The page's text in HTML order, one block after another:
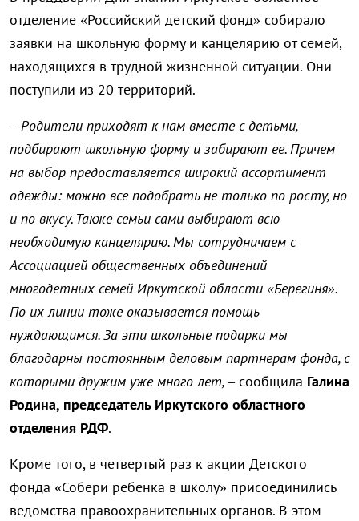
отделение «Российский детский фонд» собирало
заявки на школьную форму и канцелярию от семей,
находящихся в трудной жизненной ситуации. Они
поступили из 20 территорий.
–Родители приходят к нам вместе с детьми,
подбирают школьную форму и забирают ее. Причем
на выбор предоставляется широкий ассортимент
одежды: можно все подобрать не только по росту, но
и по вкусу. Также семьи сами выбирают всю
необходимую канцелярию. Мы сотрудничаем с
Ассоциацией общественных объединений
многодетных семей Иркутской области «Берегиня».
По их линии тоже оказывается помощь
нуждающимся. За эти школьные подарки мы
благодарны постоянным деловым партнерам фонда, с
которыми дружим уже много лет, –сообщила Галина
Родина, председатель Иркутского областного
отделения РДФ.
Кроме того, в четвертый раз к акции Детского
фонда «Собери ребенка в школу» присоединились
ведомства правоохранительных органов. В этом